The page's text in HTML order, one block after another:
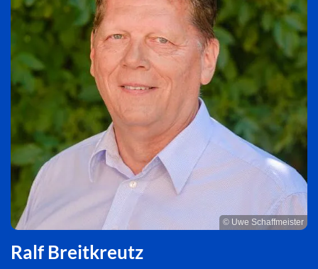
© Uwe Schaffmeister
Ralf Breitkreutz